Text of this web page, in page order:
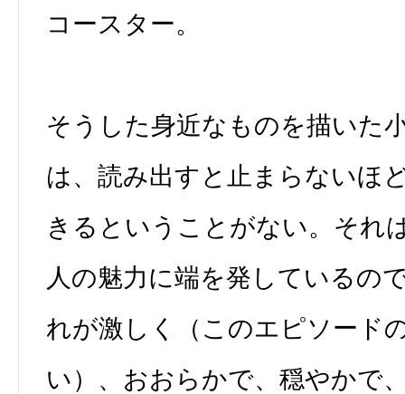
コースター。
そうした身近なものを描いた
は、読み出すと止まらないほ
きるということがない。それ
人の魅力に端を発しているの
れが激しく（このエピソード
い）、おおらかで、穏やかで